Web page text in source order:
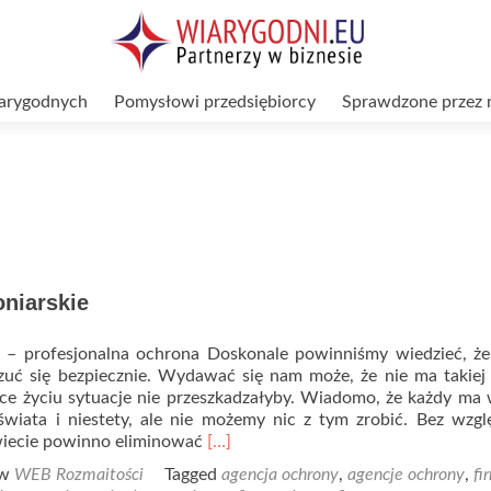
Pomysłowi przedsiębiorcy Sprawdzone przez
– profesjonalna ochrona Doskonale powinniśmy wiedzieć,
się bezpiecznie. Wydawać się nam może, że nie ma takiej
życiu sytuacje nie przeszkadzałyby. Wiadomo, że każdy ma
i niestety, ale nie możemy nic z tym zrobić. Bez
powinno eliminować Read
about
[…]
WEB Rozmaitości Tagged agencja ochrony, agencje ochrony,